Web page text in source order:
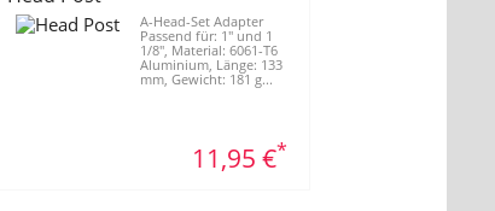
A-Head-Set Adapter
Passend für: 1" und 1
1/8", Material: 6061-T6
Aluminium, Länge: 133
mm, Gewicht: 181 g...
11,95 €*